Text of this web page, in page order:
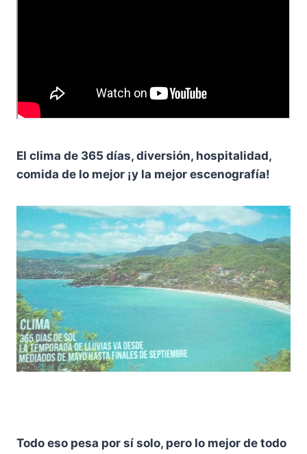
El clima de 365 días, diversión, hospitalidad,
comida de lo mejor ¡y la mejor escenografía!
Todo eso pesa por sí solo, pero lo mejor de todo